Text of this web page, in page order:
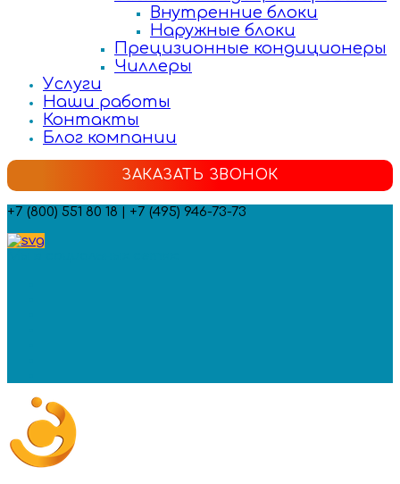
Внутренние блоки
Наружные блоки
Прецизионные кондиционеры
Чиллеры
Услуги
Наши работы
Контакты
Блог компании
ЗАКАЗАТЬ ЗВОНОК
+7 (800) 551 80 18 | +7 (495) 946-73-73